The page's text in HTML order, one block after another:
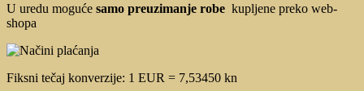
U uredu moguće samo preuzimanje robe kupljene preko web-
shopa
Fiksni tečaj konverzije: 1 EUR = 7,53450 kn